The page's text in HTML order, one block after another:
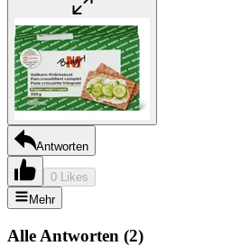
Antworten
0 Likes
Mehr
Alle Antworten (2)